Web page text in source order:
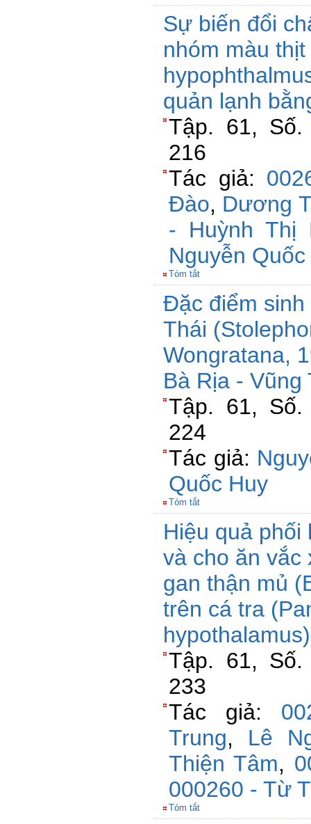
Sự biến đổi
nhóm màu
quản lạnh
Tập. 61,
216
Tác giả:
Đào, Dương
- Huỳnh Thị
Nguyễn
Tóm tắt
Đặc điểm
Thái
Wongratana,
Bà Rịa - Vũng
Tập. 61,
224
Tác giả:
Quốc Huy
Tóm tắt
Hiệu quả
và cho ăn vắc
gan thận mủ
trên cá tra
hypothalamus)
Tập. 61,
233
Tác giả:
Trung, Lê
Thiện Tâm,
000260 - Từ
Tóm tắt